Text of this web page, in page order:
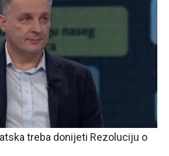
treba donijeti Rezoluciju o